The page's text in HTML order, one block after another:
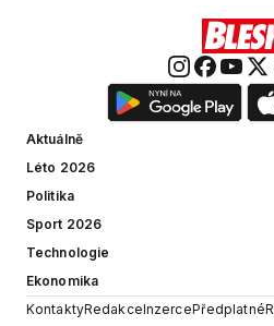
Aktuálně
Léto 2026
Politika
Sport 2026
Technologie
Ekonomika
KontaktyRedakceInzercePředplatné